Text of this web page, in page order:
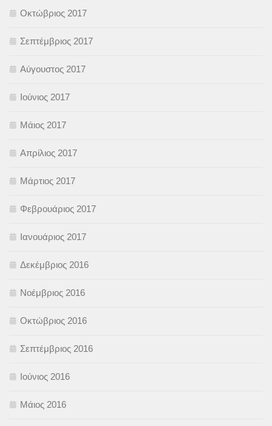
Οκτώβριος 2017
Σεπτέμβριος 2017
Αύγουστος 2017
Ιούνιος 2017
Μάιος 2017
Απρίλιος 2017
Μάρτιος 2017
Φεβρουάριος 2017
Ιανουάριος 2017
Δεκέμβριος 2016
Νοέμβριος 2016
Οκτώβριος 2016
Σεπτέμβριος 2016
Ιούνιος 2016
Μάιος 2016